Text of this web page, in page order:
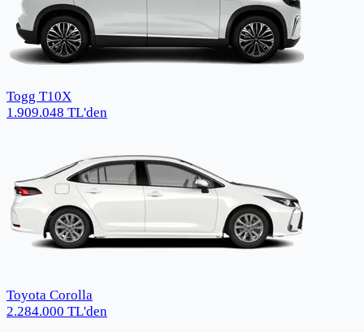
Togg T10X
1.909.048 TL'den
Toyota Corolla
2.284.000 TL'den